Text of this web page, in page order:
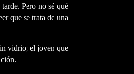
Pero no sé qué
que se trata de una
vidrio; el joven que